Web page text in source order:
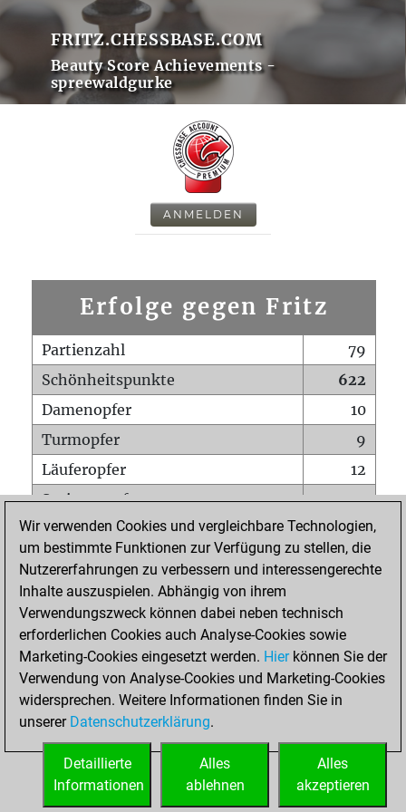
FRITZ.CHESSBASE.COM
Beauty Score Achievements -
spreewaldgurke
ANMELDEN
Erfolge gegen Fritz
Partienzahl
79
Schönheitspunkte
622
Damenopfer
10
Turmopfer
9
Läuferopfer
12
Springeropfer
15
Bauernopfer
22
Matt auf vollem Brett
0
Bauer setzt Matt
Erstickte Matts
Unterverwandlungen
0
Türme auf der siebten
3
STARTSEITE
Wir verwenden Cookies und vergleichbare Technologien,
um bestimmte Funktionen zur Verfügung zu stellen, die
Nutzererfahrungen zu verbessern und interessengerechte
Inhalte auszuspielen. Abhängig von ihrem
Verwendungszweck können dabei neben technisch
erforderlichen Cookies auch Analyse-Cookies sowie
Marketing-Cookies eingesetzt werden. Hierkönnen Sie der
Verwendung von Analyse-Cookies und Marketing-Cookies
widersprechen. Weitere Informationen finden Sie in
unserer Datenschutzerklärung.
Alles
akzeptieren
Alles
ablehnen
Detaillierte
Informationen